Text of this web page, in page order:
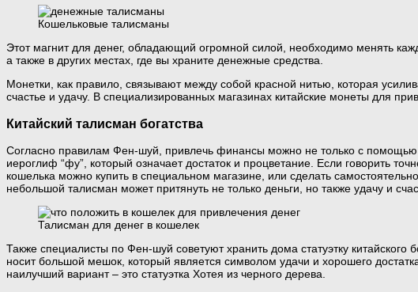
Кошельковые талисманы
Этот магнит для денег, обладающий огромной силой, необходимо менять
а также в других местах, где вы храните денежные средства.
Монетки, как правило, связывают между собой красной нитью, которая
счастье и удачу. В специализированных магазинах китайские монеты для
Китайский талисман богатства
Согласно правилам Фен-шуй, привлечь финансы можно не только с помощью
иероглиф “фу”, который означает достаток и процветание. Если говорить
кошелька можно купить в специальном магазине, или сделать
небольшой талисман может притянуть не только деньги, но также удачу и
Талисман для денег в кошелек
Также специалисты по Фен-шуй советуют хранить дома статуэтку
носит большой мешок, который является символом удачи и хорошего
наилучший вариант – это статуэтка Хотея из черного дерева.